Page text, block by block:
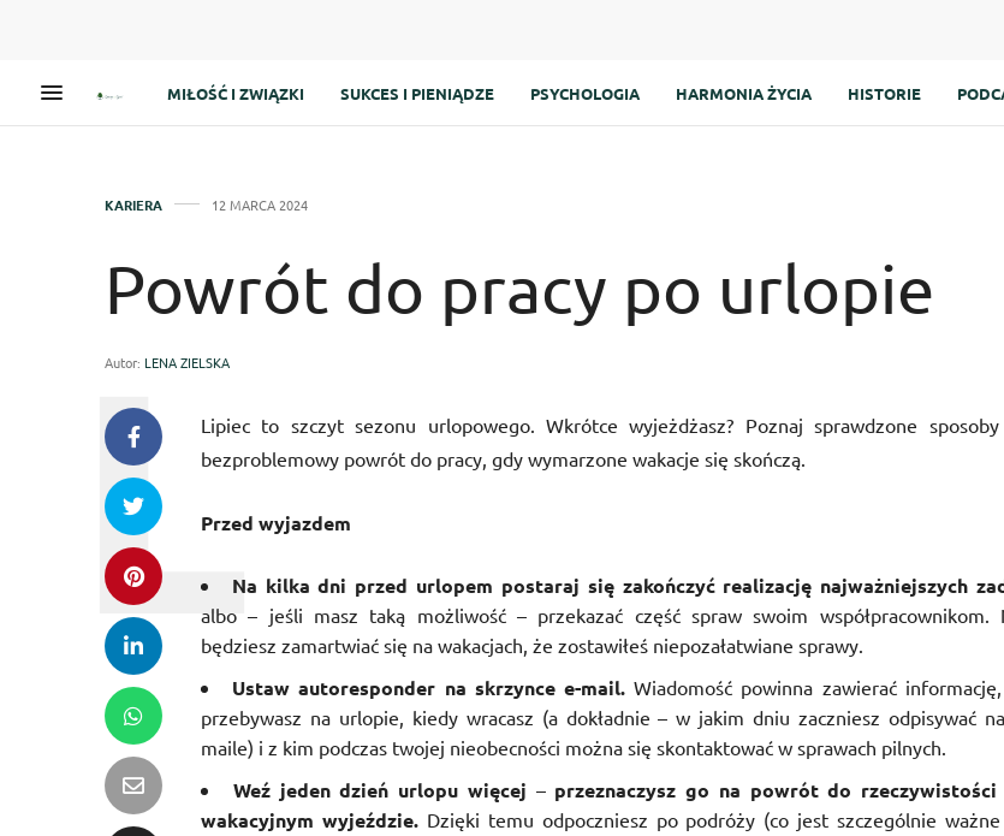
MIŁOŚĆ I ZWIĄZKI SUKCES I PIENIĄDZE PSYCHOLOGIA HARMONIA ŻYCIA HISTORIE
KARIERA 12 MARCA 2024
Powrót do pracy po urlopie
Autor: LENA ZIELSKA
Lipiec to szczyt sezonu urlopowego. Wkrótce wyjeżdżasz? Poznaj sprawdzone
bezproblemowy powrót do pracy, gdy wymarzone wakacje się skończą.
Przed wyjazdem
Na kilka dni przed urlopem postaraj się zakończyć realizację najważniejszych
albo – jeśli masz taką możliwość – przekazać część spraw swoim współpracownikom.
będziesz zamartwiać się na wakacjach, że zostawiłeś niepozałatwiane sprawy.
Ustaw autoresponder na skrzynce e-mail.Wiadomość powinna zawierać
przebywasz na urlopie, kiedy wracasz (a dokładnie – w jakim dniu zaczniesz odpisywać
maile) i z kim podczas twojej nieobecności można się skontaktować w sprawach pilnych.
Weź jeden dzień urlopu więcej –przeznaczysz go na powrót do rzeczywistości
wakacyjnym wyjeździe. Dzięki temu odpoczniesz po podróży (co jest szczególnie